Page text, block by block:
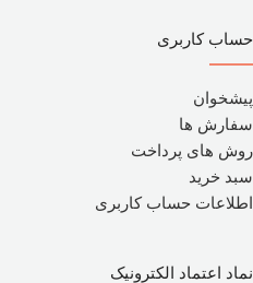
حساب کاربری
پیشخوان
سفارش ها
روش های پرداخت
سبد خرید
اطلاعات حساب کاربری
نماد اعتماد الکترونیک